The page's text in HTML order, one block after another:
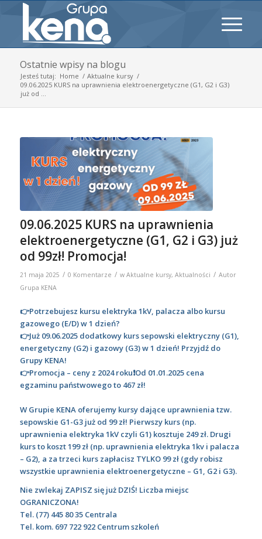
Ostatnie wpisy na blogu
Jesteś tutaj: Home / Aktualne kursy /
09.06.2025 KURS na uprawnienia elektroenergetyczne (G1, G2 i G3)
już od ...
09.06.2025 KURS na uprawnienia
elektroenergetyczne (G1, G2 i G3) już
od 99zł! Promocja!
21 maja 2025 / 0 Komentarze / w Aktualne kursy, Aktualności / Autor
Grupa KENA
👉Potrzebujesz kursu elektryka 1kV, palacza albo kursu
gazowego (E/D) w 1 dzień?
👉Już 09.06.2025 dodatkowy kurs sepowski elektryczny (G1),
energetyczny (G2) i gazowy (G3) w 1 dzień! Przyjdź do
Grupy KENA!
👉Promocja – ceny z 2024 roku❗Od 01.01.2025 cena
egzaminu państwowego to 467 zł!
W Grupie KENA oferujemy kursy dające uprawnienia tzw.
sepowskie G1-G3 już od 99 zł! Pierwszy kurs (np.
uprawnienia elektryka 1kV czyli G1) kosztuje 249 zł. Drugi
kurs to koszt 199 zł (np. uprawnienia elektryka 1kv i palacza
– G2), a za trzeci kurs zapłacisz TYLKO 99 zł (gdy robisz
wszystkie uprawnienia elektroenergetyczne – G1, G2 i G3).
Nie zwlekaj ZAPISZ się już DZIŚ! Liczba miejsc
OGRANICZONA!
Tel. (77) 445 80 35Centrala
Tel. kom. 697 722 922 Centrum szkoleń